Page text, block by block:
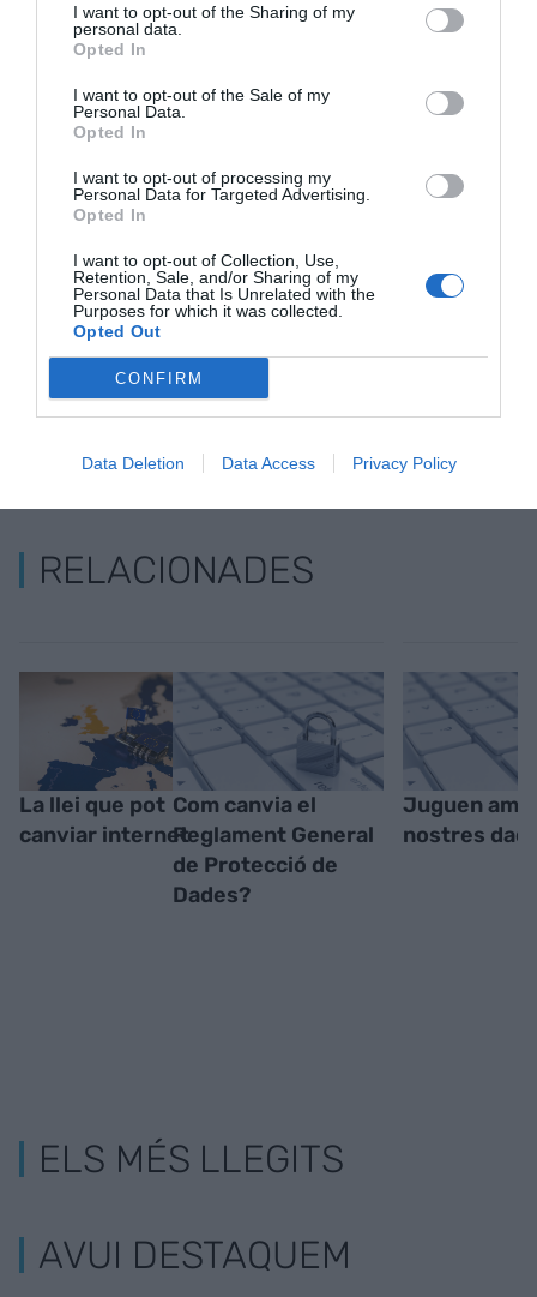
I want to opt-out of the Sharing of my
personal data.
Opted In
I want to opt-out of the Sale of my
Personal Data.
Opted In
I want to opt-out of processing my
Personal Data for Targeted Advertising.
Opted In
I want to opt-out of Collection, Use,
Retention, Sale, and/or Sharing of my
Personal Data that Is Unrelated with the
Purposes for which it was collected.
Opted Out
CONFIRM
Data Deletion Data Access Privacy Policy
Dades. Recorda comprovar
el teu correu per continuar
rebent els nostres butlletins i
estar al dia amb l'actualitat
Google de forma gratuïta
Estigues informat amb les últimes notícies d'actualitat
ACTIVAR ARA
RELACIONADES
La llei que pot
canviar internet
Com canvia el
Reglament General
de Protecció de
Dades?
Juguen amb
nostres
ELS MÉS LLEGITS
AVUI DESTAQUEM